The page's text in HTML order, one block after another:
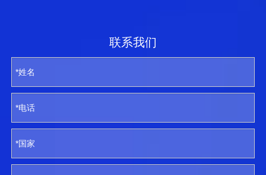
联系我们